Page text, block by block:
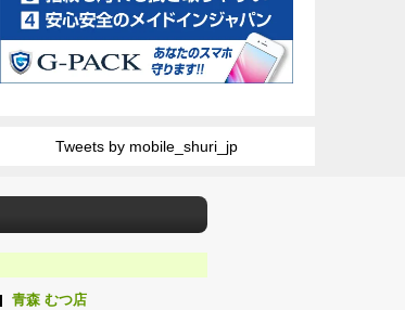
Tweets by mobile_shuri_jp
青森 むつ店